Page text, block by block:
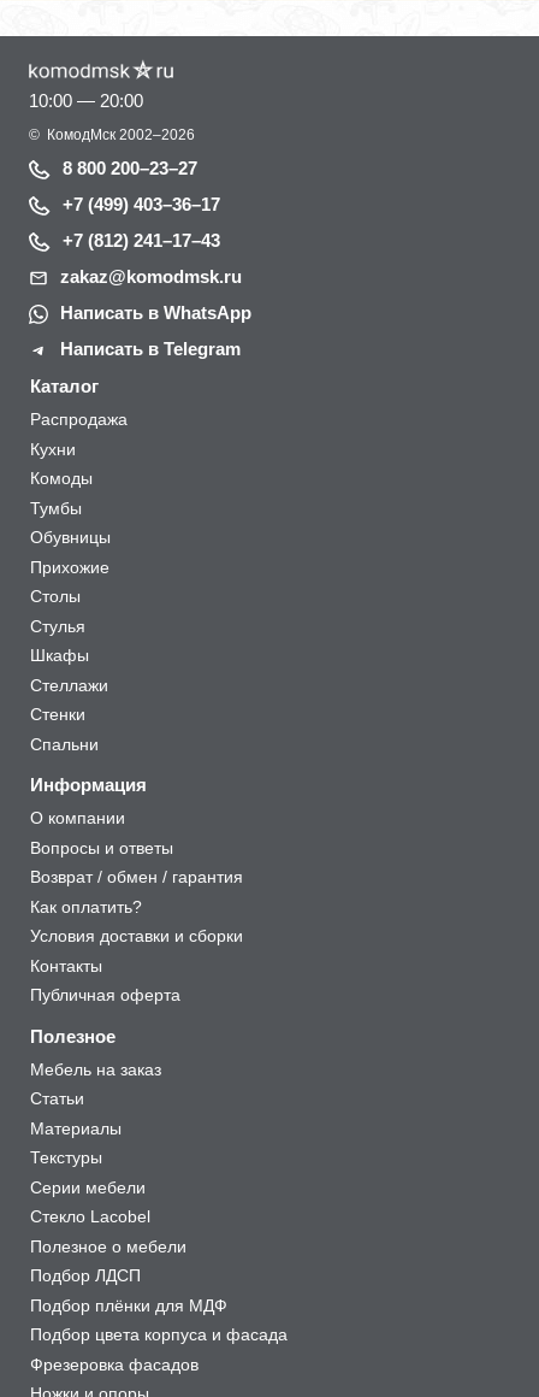
10:00 — 20:00
© КомодМск 2002–2026
8 800 200–23–27
+7 (499) 403–36–17
+7 (812) 241–17–43
zakaz@komodmsk.ru
Написать в WhatsApp
Написать в Telegram
Каталог
Распродажа
Кухни
Комоды
Тумбы
Обувницы
Прихожие
Столы
Стулья
Шкафы
Стеллажи
Стенки
Спальни
Информация
О компании
Вопросы и ответы
Возврат / обмен / гарантия
Как оплатить?
Условия доставки и сборки
Контакты
Публичная оферта
Полезное
Мебель на заказ
Статьи
Материалы
Текстуры
Серии мебели
Стекло Lacobel
Полезное о мебели
Подбор ЛДСП
Подбор плёнки для МДФ
Подбор цвета корпуса и фасада
Фрезеровка фасадов